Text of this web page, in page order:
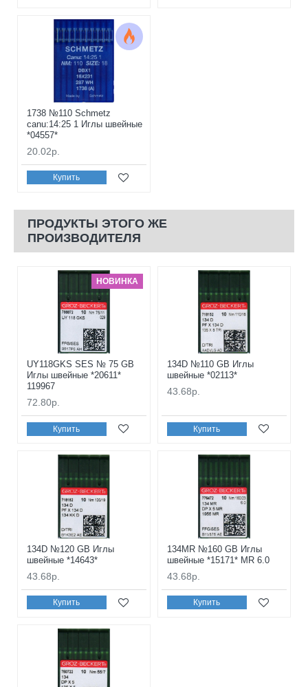
1738 №110 Schmetz
canu:14:25 1 Иглы швейные
*04557*
20.02р.
Купить
ПРОДУКТЫ ЭТОГО ЖЕ
ПРОИЗВОДИТЕЛЯ
НОВИНКА
UY118GKS SES № 75 GB
Иглы швейные *20611*
119967
72.80р.
Купить
134D №110 GB Иглы
швейные *02113*
43.68р.
Купить
134D №120 GB Иглы
швейные *14643*
43.68р.
Купить
134MR №160 GB Иглы
швейные *15171* MR 6.0
43.68р.
Купить